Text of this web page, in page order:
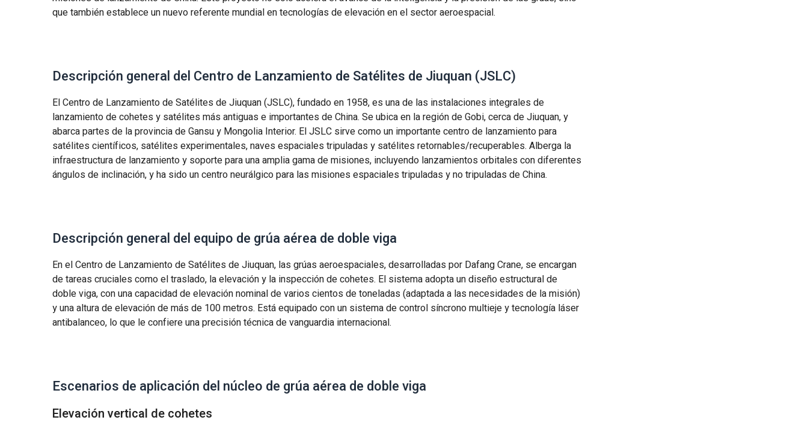
que también establece un nuevo referente mundial en tecnologías de elevación en el sector aeroespacial.
Descripción general del Centro de Lanzamiento de Satélites de Jiuquan (JSLC)
El Centro de Lanzamiento de Satélites de Jiuquan (JSLC), fundado en 1958, es una de las instalaciones integrales de
lanzamiento de cohetes y satélites más antiguas e importantes de China. Se ubica en la región de Gobi, cerca de Jiuquan, y
abarca partes de la provincia de Gansu y Mongolia Interior. El JSLC sirve como un importante centro de lanzamiento para
satélites científicos, satélites experimentales, naves espaciales tripuladas y satélites retornables/recuperables. Alberga la
infraestructura de lanzamiento y soporte para una amplia gama de misiones, incluyendo lanzamientos orbitales con diferentes
ángulos de inclinación, y ha sido un centro neurálgico para las misiones espaciales tripuladas y no tripuladas de China.
Descripción general del equipo de grúa aérea de doble viga
En el Centro de Lanzamiento de Satélites de Jiuquan, las grúas aeroespaciales, desarrolladas por Dafang Crane, se encargan
de tareas cruciales como el traslado, la elevación y la inspección de cohetes. El sistema adopta un diseño estructural de
doble viga, con una capacidad de elevación nominal de varios cientos de toneladas (adaptada a las necesidades de la misión)
y una altura de elevación de más de 100 metros. Está equipado con un sistema de control síncrono multieje y tecnología láser
antibalanceo, lo que le confiere una precisión técnica de vanguardia internacional.
Escenarios de aplicación del núcleo de grúa aérea de doble viga
Elevación vertical de cohetes